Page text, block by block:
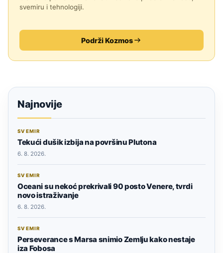
svemiru i tehnologiji.
Podrži Kozmos
Najnovije
SVEMIR
Tekući dušik izbija na površinu Plutona
6. 8. 2026.
SVEMIR
Oceani su nekoć prekrivali 90 posto Venere, tvrdi
novo istraživanje
6. 8. 2026.
SVEMIR
Perseverance s Marsa snimio Zemlju kako nestaje
iza Fobosa